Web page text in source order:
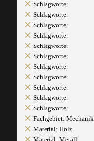
Schlagworte:
Schlagworte:
Schlagworte:
Schlagworte:
Schlagworte:
Schlagworte:
Schlagworte:
Schlagworte:
Schlagworte:
Schlagworte:
Schlagworte:
Fachgebiet: Mechanik
Material: Holz
Material: Metall